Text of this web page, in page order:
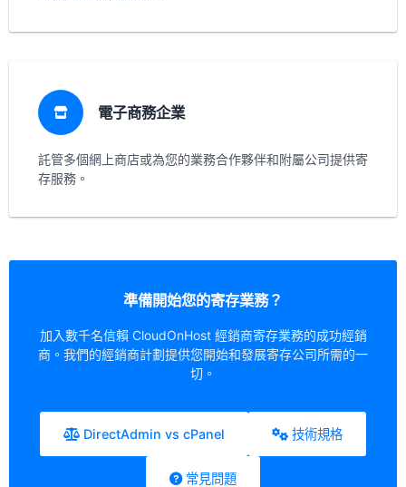
電子商務企業
託管多個網上商店或為您的業務合作夥伴和附屬公司提供寄
存服務。
準備開始您的寄存業務？
加入數千名信賴 CloudOnHost 經銷商寄存業務的成功經銷
商。我們的經銷商計劃提供您開始和發展寄存公司所需的一
切。
DirectAdmin vs cPanel 技術規格
常見問題